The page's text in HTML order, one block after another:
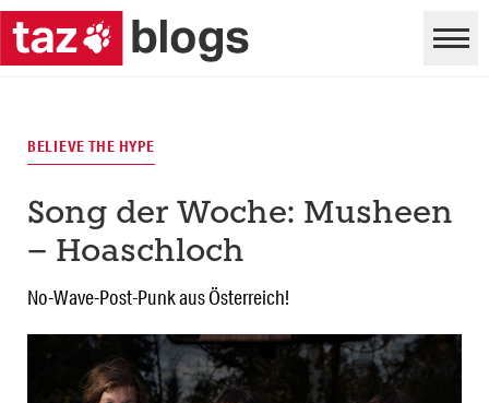
BELIEVE THE HYPE
Song der Woche: Musheen
– Hoaschloch
No-Wave-Post-Punk aus Österreich!